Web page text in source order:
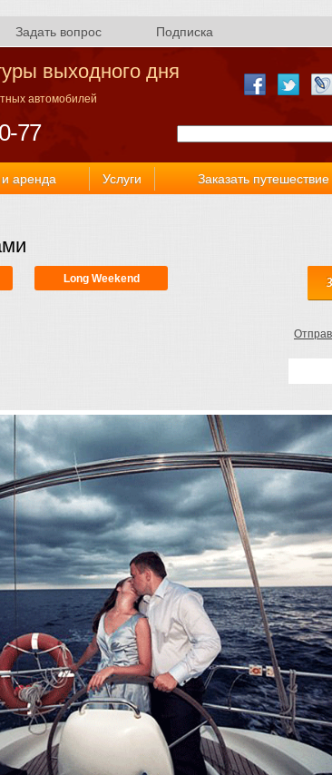
Задать вопрос Подписка
выходного дня
автомобилей
77
аренда Услуги Заказать путешествие
Long Weekend